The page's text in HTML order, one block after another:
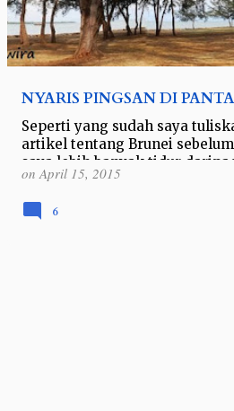
NYARIS PINGSAN DI
Seperti yang sudah saya
artikel tentang Brunei
saya lebih banyak tidur
kecapekan kerja. *Workaho…
onApril 15, 2015
6